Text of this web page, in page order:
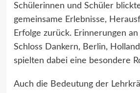
Schülerinnen und Schüler
gemeinsame Erlebnisse,
Erfolge zurück. Erinnerungen
Schloss Dankern, Berlin,
spielten dabei eine besondere
Auch die Bedeutung der